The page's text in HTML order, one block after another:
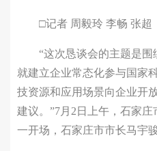
□记者 周毅玲 李畅 张超
“这次恳谈会的主题是围
就建立企业常态化参与国家
技资源和应用场景向企业开
建议。”7月2日上午，石家
一开场，石家庄市市长马宇